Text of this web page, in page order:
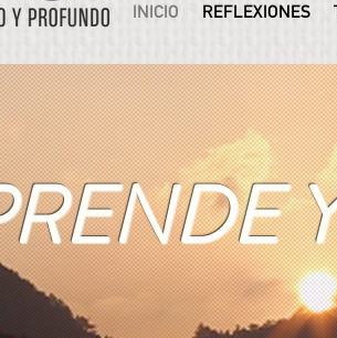
INICIO REFLEXIONES